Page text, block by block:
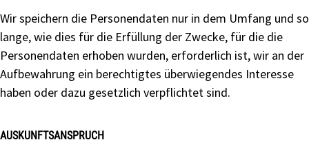
Wir speichern die Personendaten nur in dem Umfang und so
lange, wie dies für die Erfüllung der Zwecke, für die die
Personendaten erhoben wurden, erforderlich ist, wir an der
Aufbewahrung ein berechtigtes überwiegendes Interesse
haben oder dazu gesetzlich verpflichtet sind.
AUSKUNFTSANSPRUCH